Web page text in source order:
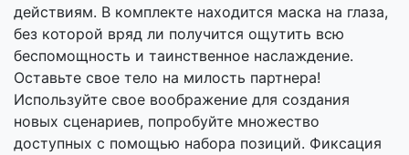
действиям. В комплекте находится маска на глаза,
без которой вряд ли получится ощутить всю
беспомощность и таинственное наслаждение.
Оставьте свое тело на милость партнера!
Используйте свое воображение для создания
новых сценариев, попробуйте множество
доступных с помощью набора позиций. Фиксация